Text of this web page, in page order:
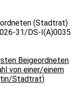
(Stadtrat)
31/DS-I(A)0035
Beigeordneten
von einer/einem
Stadtrat)